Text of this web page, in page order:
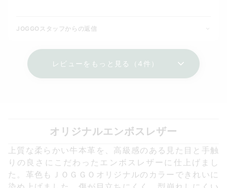
JOGGOスタッフからの返信
レビューをもっと見る（4件）
オリジナルエンボスレザー
上質な柔らかい牛本革を、高級感のある見た目と手触
りの良さにこだわったエンボスレザーに仕上げまし
た。革色もＪＯＧＧＯオリジナルのカラーできれいに